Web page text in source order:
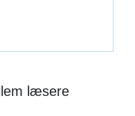
læsere